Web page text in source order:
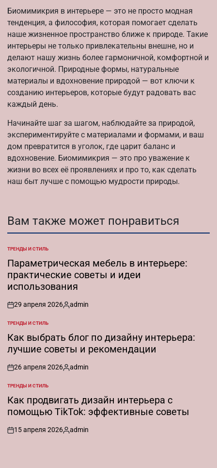
Биомимикрия в интерьере — это не просто модная
тенденция, а философия, которая помогает сделать
наше жизненное пространство ближе к природе. Такие
интерьеры не только привлекательны внешне, но и
делают нашу жизнь более гармоничной, комфортной и
экологичной. Природные формы, натуральные
материалы и вдохновение природой — вот ключи к
созданию интерьеров, которые будут радовать вас
каждый день.
Начинайте шаг за шагом, наблюдайте за природой,
экспериментируйте с материалами и формами, и ваш
дом превратится в уголок, где царит баланс и
вдохновение. Биомимикрия — это про уважение к
жизни во всех её проявлениях и про то, как сделать
наш быт лучше с помощью мудрости природы.
Вам также может понравиться
ОПУБЛИКОВАНО
В
ТРЕНДЫ И СТИЛЬ
Параметрическая мебель в интерьере:
практические советы и идеи
использования
on
29 апреля 2026
Запись
admin
ОПУБЛИКОВАНО
В
ТРЕНДЫ И СТИЛЬ
Как выбрать блог по дизайну интерьера:
лучшие советы и рекомендации
on
26 апреля 2026
Запись
admin
ОПУБЛИКОВАНО
В
ТРЕНДЫ И СТИЛЬ
Как продвигать дизайн интерьера с
помощью TikTok: эффективные советы
on
15 апреля 2026
Запись
admin